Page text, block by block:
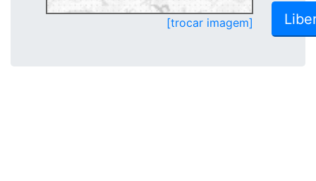
[trocar imagem]